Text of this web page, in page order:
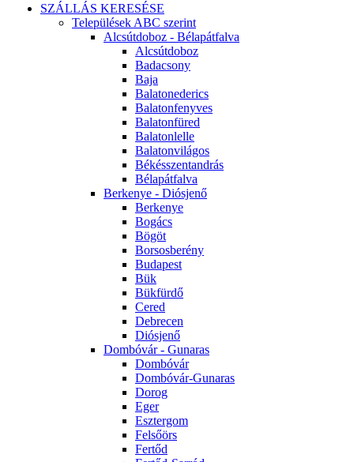
SZÁLLÁS KERESÉSE
Települések ABC szerint
Alcsútdoboz - Bélapátfalva
Alcsútdoboz
Badacsony
Baja
Balatonederics
Balatonfenyves
Balatonfüred
Balatonlelle
Balatonvilágos
Békésszentandrás
Bélapátfalva
Berkenye - Diósjenő
Berkenye
Bogács
Bögöt
Borsosberény
Budapest
Bük
Bükfürdő
Cered
Debrecen
Diósjenő
Dombóvár - Gunaras
Dombóvár
Dombóvár-Gunaras
Dorog
Eger
Esztergom
Felsőörs
Fertőd